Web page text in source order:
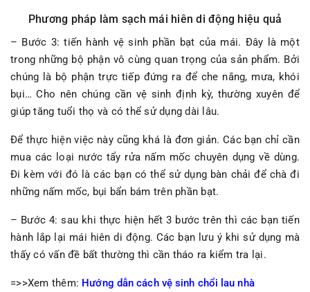
Phương pháp làm sạch mái hiên di động hiệu quả
– Bước 3: tiến hành vệ sinh phần bạt của mái. Đây là một
trong những bộ phận vô cùng quan trọng của sản phẩm. Bởi
chúng là bộ phận trực tiếp đứng ra để che nắng, mưa, khói
bụi… Cho nên chúng cần vệ sinh định kỳ, thường xuyên để
giúp tăng tuổi thọ và có thể sử dụng dài lâu.
Để thực hiện việc này cũng khá là đơn giản. Các bạn chỉ cần
mua các loại nước tẩy rửa nấm mốc chuyên dụng về dùng.
Đi kèm với đó là các bạn có thể sử dụng bàn chải để chà đi
những nấm mốc, bụi bẩn bám trên phần bạt.
– Bước 4: sau khi thực hiện hết 3 bước trên thì các bạn tiến
hành lắp lại mái hiên di động. Các bạn lưu ý khi sử dụng mà
thấy có vấn đề bất thường thì cần tháo ra kiểm tra lại.
=>>Xem thêm: Hướng dẫn cách vệ sinh chổi lau nhà